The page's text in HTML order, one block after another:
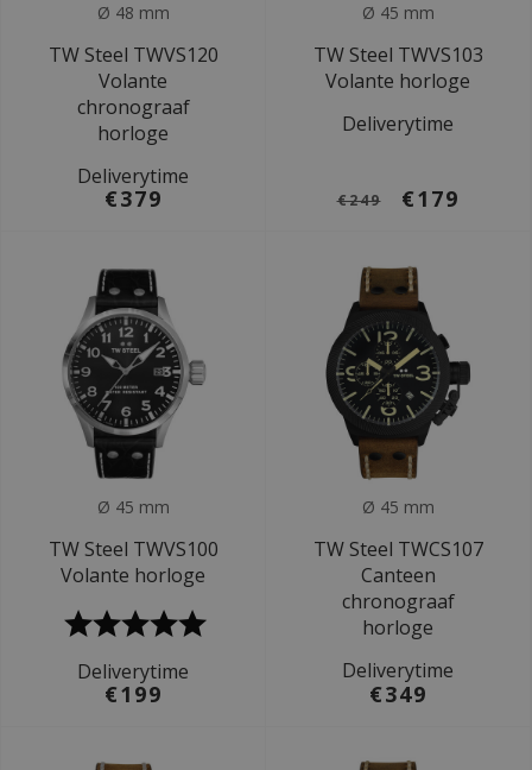
Ø 48 mm
TW Steel TWVS120
Volante
chronograaf
horloge
Deliverytime
€379
Ø 45 mm
TW Steel TWVS103
Volante horloge
Deliverytime
€249 €179
Ø 45 mm
TW Steel TWVS100
Volante horloge
Deliverytime
€199
Ø 45 mm
TW Steel TWCS107
Canteen
chronograaf
horloge
Deliverytime
€349